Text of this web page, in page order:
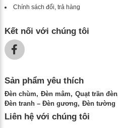
Chính sách đổi, trả hàng
Kết nối với chúng tôi
Sản phẩm yêu thích
Đèn chùm Đèn mâm Quạt trần đèn
Đèn tranh – Đèn gương
Đèn tường
Liên hệ với chúng tôi